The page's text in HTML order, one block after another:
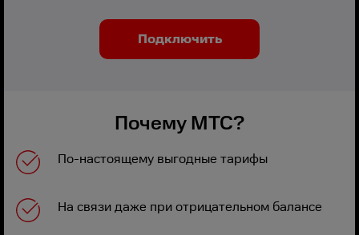
Подключить
Почему МТС?
По-настоящему выгодные тарифы
На связи даже при отрицательном балансе